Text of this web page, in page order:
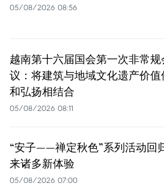
05/08/2026 08:56
越南第十六届国会第一次非常规
议：将建筑与地域文化遗产价值
和弘扬相结合
05/08/2026 08:11
“安子——禅定秋色”系列活动回
来诸多新体验
05/08/2026 07:00